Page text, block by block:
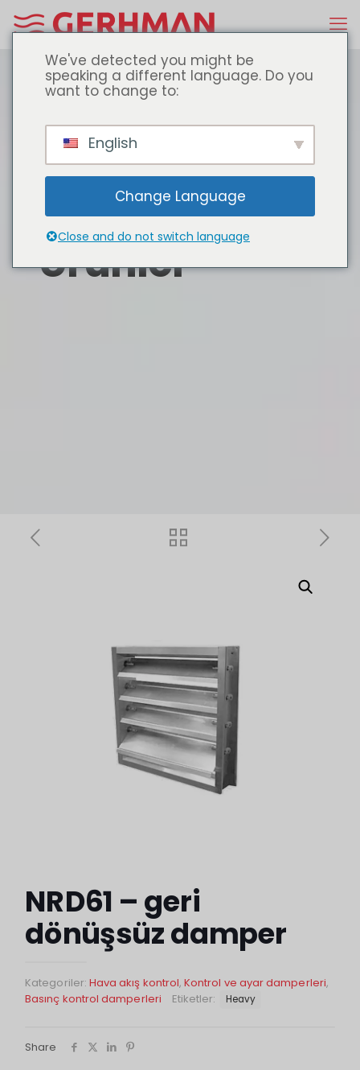
Ürünler
NRD61 – geri
dönüşsüz damper
Kategoriler: Hava akış kontrol,Kontrol ve ayar damperleri,
Basınç kontrol damperleri
Etiketler: Heavy
Share
We've detected you might be
speaking a different language. Do you
want to change to:
English
Change Language
Close and do not switch language